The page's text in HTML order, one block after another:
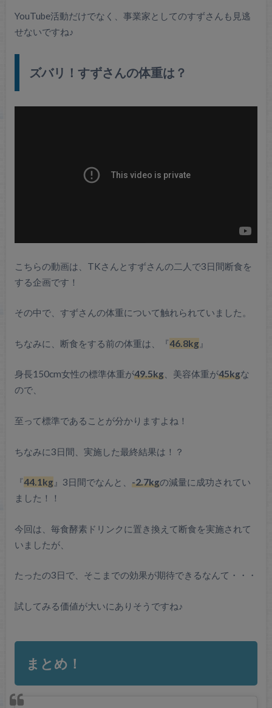
YouTube活動だけでなく、事業家としてのすずさんも見逃
せないですね♪
ズバリ！すずさんの体重は？
こちらの動画は、TKさんとすずさんの二人で3日間断食を
する企画です！
その中で、すずさんの体重について触れられていました。
ちなみに、断食をする前の体重は、『46.8kg 』
身長150cm女性の標準体重が49.5kg、美容体重が45kgな
ので、
至って標準であることが分かりますよね！
ちなみに3日間、実施した最終結果は！？
『44.1kg 』3日間でなんと、 -2.7kgの減量に成功されてい
ました！！
今回は、毎食酵素ドリンクに置き換えて断食を実施されて
いましたが、
たったの3日で、そこまでの効果が期待できるなんて・・・
試してみる価値が大いにありそうですね♪
まとめ！